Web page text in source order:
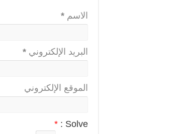
الاسم *
البريد الإلكتروني *
الموقع الإلكتروني
Solve :
*